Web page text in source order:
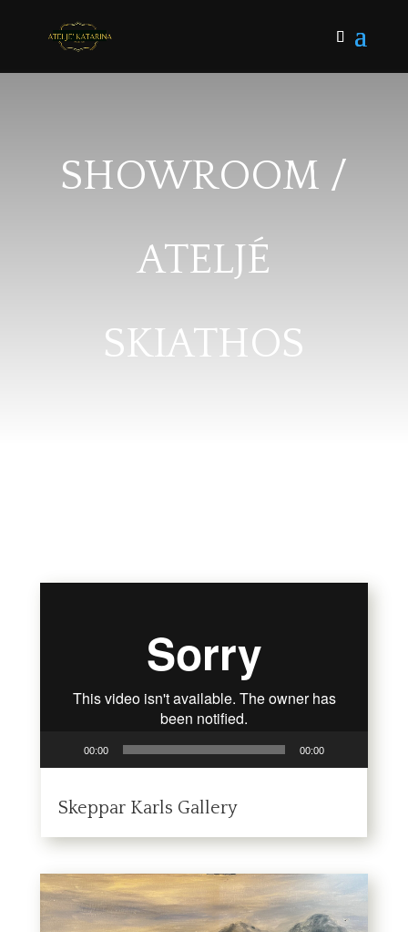
SHOWROOM /
ATELJÉ
SKIATHOS
00:00 00:00
Skeppar Karls Gallery